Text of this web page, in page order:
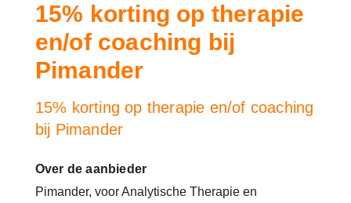
15% korting op therapie
en/of coaching bij
Pimander
15% korting op therapie en/of coaching
bij Pimander
Over de aanbieder
Pimander, voor Analytische Therapie en